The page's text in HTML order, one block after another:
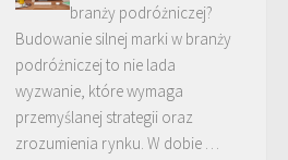
branży podróżniczej?
Budowanie silnej marki w branży
podróżniczej to nie lada
wyzwanie, które wymaga
przemyślanej strategii oraz
zrozumienia rynku. W dobie …